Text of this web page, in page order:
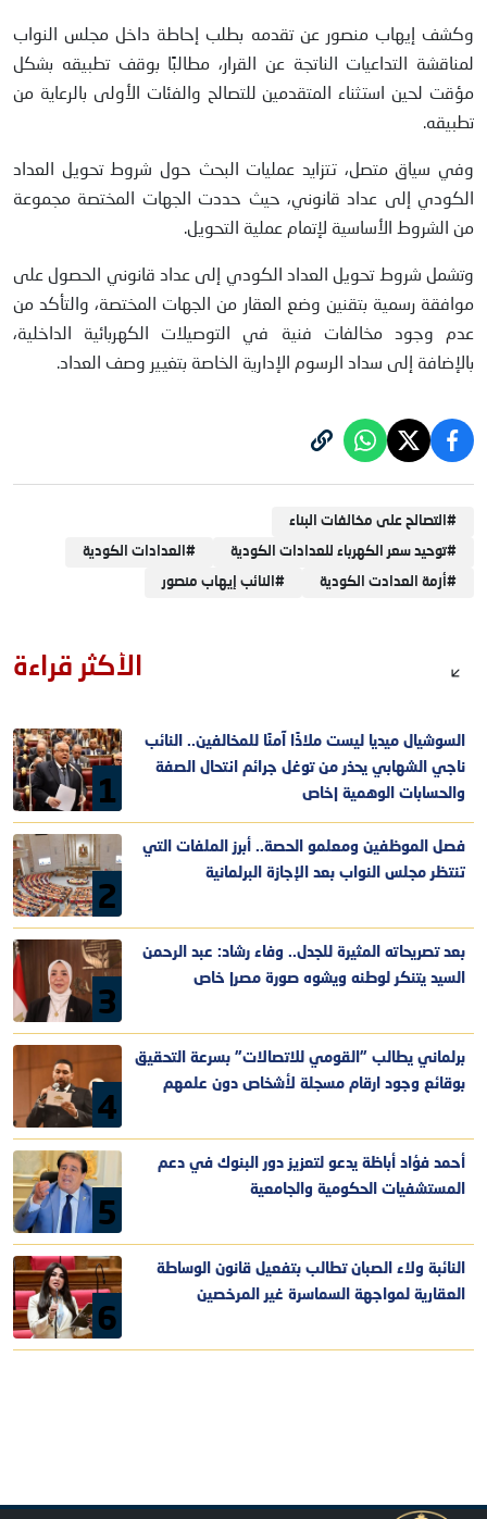
وكشف إيهاب منصور عن تقدمه بطلب إحاطة داخل مجلس النواب
لمناقشة التداعيات الناتجة عن القرار، مطالبًا بوقف تطبيقه بشكل
مؤقت لحين استثناء المتقدمين للتصالح والفئات الأولى بالرعاية من
تطبيقه.
وفي سياق متصل، تتزايد عمليات البحث حول شروط تحويل العداد
الكودي إلى عداد قانوني، حيث حددت الجهات المختصة مجموعة
من الشروط الأساسية لإتمام عملية التحويل.
وتشمل شروط تحويل العداد الكودي إلى عداد قانوني الحصول على
موافقة رسمية بتقنين وضع العقار من الجهات المختصة، والتأكد من
عدم وجود مخالفات فنية في التوصيلات الكهربائية الداخلية،
بالإضافة إلى سداد الرسوم الإدارية الخاصة بتغيير وصف العداد.
# التصالح على مخالفات البناء
#توحيد سعر الكهرباء للعدادات الكودية # العدادات الكودية
# أزمة العدادت الكودية # النائب إيهاب منصور
الأكثر قراءة
1
السوشيال ميديا ليست ملاذًا آمنًا للمخالفين.. النائب
ناجي الشهابي يحذر من توغل جرائم انتحال الصفة
والحسابات الوهمية |خاص
2
فصل الموظفين ومعلمو الحصة.. أبرز الملفات التي
تنتظر مجلس النواب بعد الإجازة البرلمانية
3
بعد تصريحاته المثيرة للجدل.. وفاء رشاد: عبد الرحمن
السيد يتنكر لوطنه ويشوه صورة مصر| خاص
4
برلماني يطالب "القومي للاتصالات" بسرعة التحقيق
بوقائع وجود ارقام مسجلة لأشخاص دون علمهم
5
أحمد فؤاد أباظة يدعو لتعزيز دور البنوك في دعم
المستشفيات الحكومية والجامعية
6
النائبة ولاء الصبان تطالب بتفعيل قانون الوساطة
العقارية لمواجهة السماسرة غير المرخصين